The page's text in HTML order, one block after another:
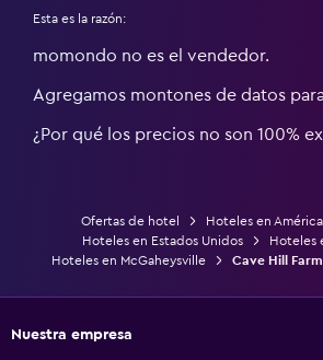
Esta es la razón:
momondo no es el vendedor.
Agregamos montones de datos
¿Por qué los precios no son 100%
Ofertas de hotel
Hoteles en
Hoteles en Estados Unidos
Hoteles
Hoteles en McGaheysville
Cave Hill
Nuestra empresa